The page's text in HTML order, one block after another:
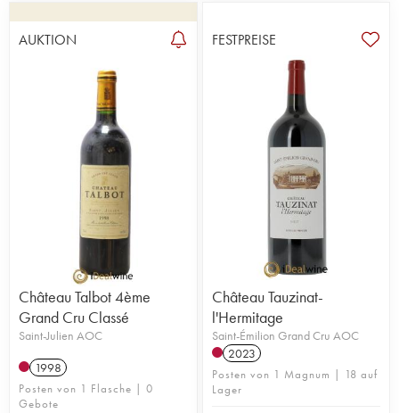
AUKTION
Château Talbot 4ème
Grand Cru Classé
Saint-Julien AOC
1998
Posten von 1 Flasche | 0
Gebote
FESTPREISE
Château Tauzinat-
l'Hermitage
Saint-Émilion Grand Cru AOC
2023
Posten von 1 Magnum | 18 auf
Lager